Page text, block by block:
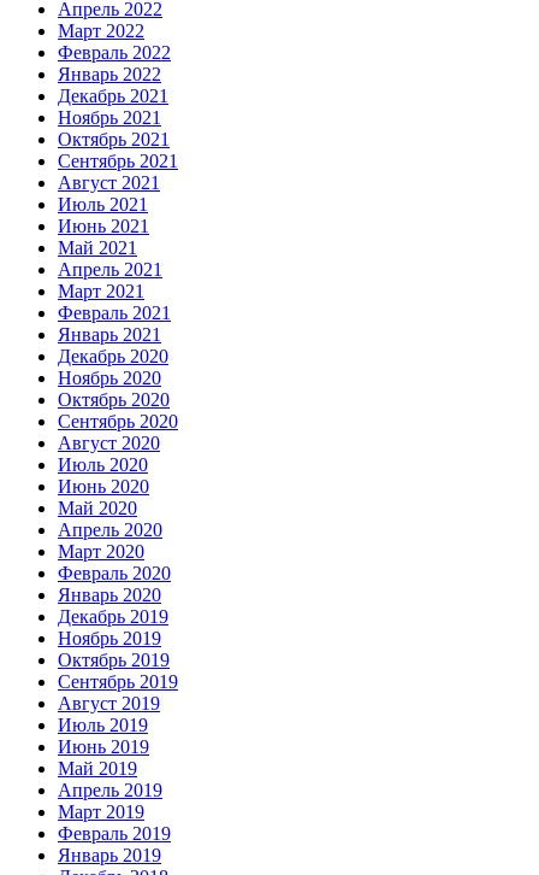
Апрель 2022
Март 2022
Февраль 2022
Январь 2022
Декабрь 2021
Ноябрь 2021
Октябрь 2021
Сентябрь 2021
Август 2021
Июль 2021
Июнь 2021
Май 2021
Апрель 2021
Март 2021
Февраль 2021
Январь 2021
Декабрь 2020
Ноябрь 2020
Октябрь 2020
Сентябрь 2020
Август 2020
Июль 2020
Июнь 2020
Май 2020
Апрель 2020
Март 2020
Февраль 2020
Январь 2020
Декабрь 2019
Ноябрь 2019
Октябрь 2019
Сентябрь 2019
Август 2019
Июль 2019
Июнь 2019
Май 2019
Апрель 2019
Март 2019
Февраль 2019
Январь 2019